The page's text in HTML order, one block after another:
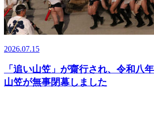
2026.07.15
「追い山笠」が齋行され、令和八
山笠が無事閉幕しました